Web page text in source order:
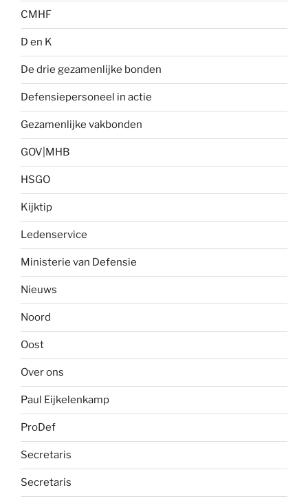
CMHF
D en K
De drie gezamenlijke bonden
Defensiepersoneel in actie
Gezamenlijke vakbonden
GOV|MHB
HSGO
Kijktip
Ledenservice
Ministerie van Defensie
Nieuws
Noord
Oost
Over ons
Paul Eijkelenkamp
ProDef
Secretaris
Secretaris